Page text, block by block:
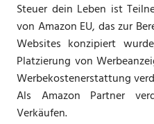
Steuer dein Leben ist
von Amazon EU, das zur
Websites konzipiert
Platzierung von
Werbekostenerstattung
Als Amazon Partner
Verkäufen.